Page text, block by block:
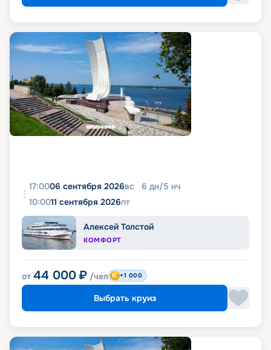
17:0006 сентября 2026вс 6 дн/5 нч
10:0011 сентября 2026пт
Алексей Толстой
КОМФОРТ
от 44 000 ₽ /чел +1 000
Выбрать круиз